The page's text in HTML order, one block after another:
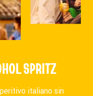
SPRITZ
italiano sin